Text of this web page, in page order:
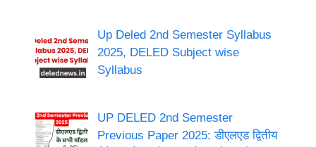
Up Deled 2nd Semester Syllabus
2025, DELED Subject wise
Syllabus
UP DELED 2nd Semester
Previous Paper 2025: डीएलएड द्वितीय